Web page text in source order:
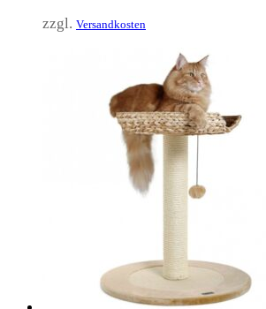
zzgl. Versandkosten